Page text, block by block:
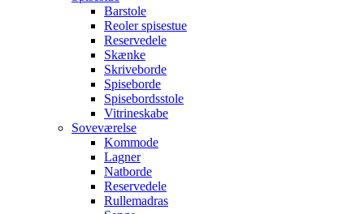
Barstole
Reoler spisestue
Reservedele
Skænke
Skriveborde
Spiseborde
Spisebordsstole
Vitrineskabe
Soveværelse
Kommode
Lagner
Natborde
Reservedele
Rullemadras